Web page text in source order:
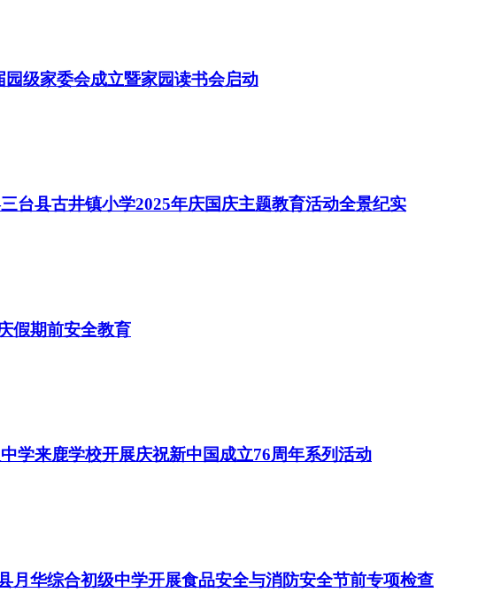
级家委会成立暨家园读书会启动
县古井镇小学2025年庆国庆主题教育活动全景纪实
假期前安全教育
来鹿学校开展庆祝新中国成立76周年系列活动
月华综合初级中学开展食品安全与消防安全节前专项检查‌